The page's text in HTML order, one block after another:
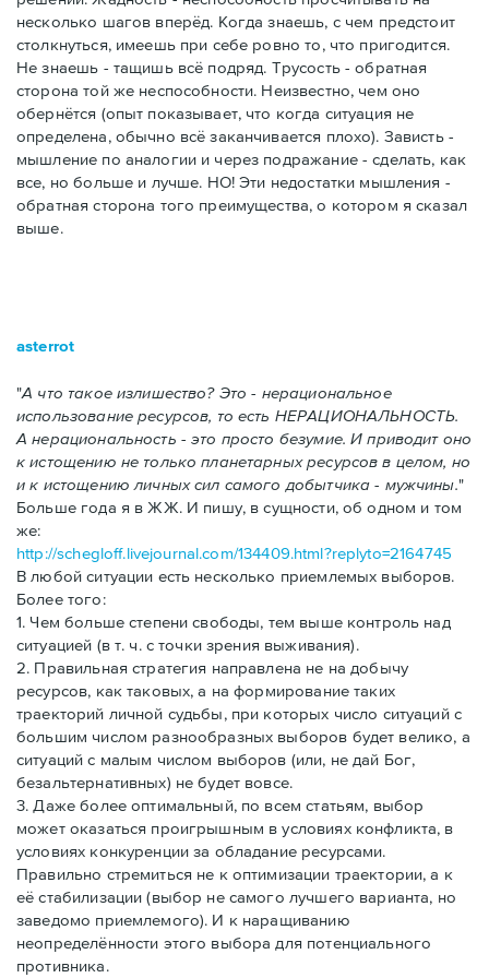
несколько шагов вперёд. Когда знаешь, с чем предстоит
столкнуться, имеешь при себе ровно то, что пригодится.
Не знаешь - тащишь всё подряд. Трусость - обратная
сторона той же неспособности. Неизвестно, чем оно
обернётся (опыт показывает, что когда ситуация не
определена, обычно всё заканчивается плохо). Зависть -
мышление по аналогии и через подражание - сделать, как
все, но больше и лучше. НО! Эти недостатки мышления -
обратная сторона того преимущества, о котором я сказал
выше.
asterrot
А что такое излишество? Это - нерациональное
использование ресурсов, то есть НЕРАЦИОНАЛЬНОСТЬ.
А нерациональность - это просто безумие. И приводит оно
к истощению не только планетарных ресурсов в целом, но
и к истощению личных сил самого добытчика - мужчины.
Больше года я в ЖЖ. И пишу, в сущности, об одном и том
же:
http://schegloff.livejournal.com/134409.html?replyto=2164745
В любой ситуации есть несколько приемлемых выборов.
Более того:
1. Чем больше степени свободы, тем выше контроль над
ситуацией (в т. ч. с точки зрения выживания).
2. Правильная стратегия направлена не на добычу
ресурсов, как таковых, а на формирование таких
траекторий личной судьбы, при которых число ситуаций с
большим числом разнообразных выборов будет велико, а
ситуаций с малым числом выборов (или, не дай Бог,
безальтернативных) не будет вовсе.
3. Даже более оптимальный, по всем статьям, выбор
может оказаться проигрышным в условиях конфликта, в
условиях конкуренции за обладание ресурсами.
Правильно стремиться не к оптимизации траектории, а к
её стабилизации (выбор не самого лучшего варианта, но
заведомо приемлемого). И к наращиванию
неопределённости этого выбора для потенциального
противника.